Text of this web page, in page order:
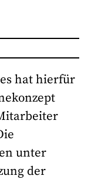
hat hierfür
unter
der